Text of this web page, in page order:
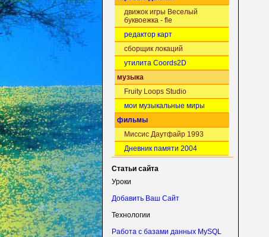
движок игры Веселый
буквоежка - fle
редактор карт
сборщик локаций
утилита Coords2D
музыка
Fruity Loops Studio
мои музыкальные миры
фильмы
Миссис Даутфайр 1993
Дневник памяти 2004
Статьи сайта
Уроки
Добавить Ваш Сайт
Технологии
Работа с базами данных MySQL